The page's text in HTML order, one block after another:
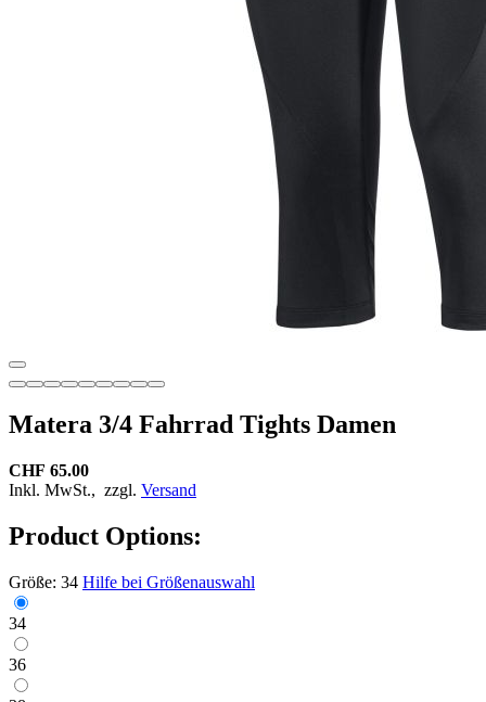
Matera 3/4 Fahrrad Tights Damen
CHF 65.00
Inkl. MwSt., zzgl. Versand
Product Options:
Größe: 34 Hilfe bei Größenauswahl
34
36